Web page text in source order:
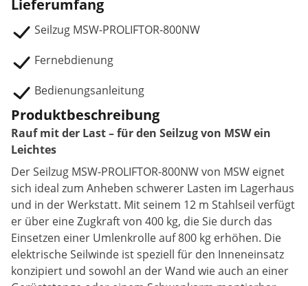
Lieferumfang
Seilzug MSW-PROLIFTOR-800NW
Fernebdienung
Bedienungsanleitung
Produktbeschreibung
Rauf mit der Last – für den Seilzug von MSW ein
Leichtes
Der Seilzug MSW-PROLIFTOR-800NW von MSW eignet
sich ideal zum Anheben schwerer Lasten im Lagerhaus
und in der Werkstatt. Mit seinem 12 m Stahlseil verfügt
er über eine Zugkraft von 400 kg, die Sie durch das
Einsetzen einer Umlenkrolle auf 800 kg erhöhen. Die
elektrische Seilwinde ist speziell für den Inneneinsatz
konzipiert und sowohl an der Wand wie auch an einer